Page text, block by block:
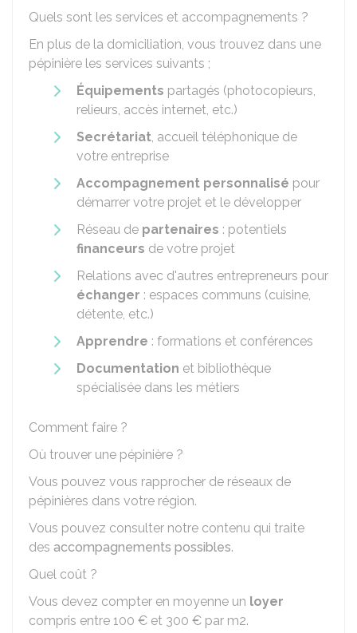
Quels sont les services et accompagnements ?
En plus de la domiciliation, vous trouvez dans une
pépinière les services suivants ;
Équipements partagés (photocopieurs,
relieurs, accès internet, etc.)
Secrétariat, accueil téléphonique de
votre entreprise
Accompagnement personnalisé pour
démarrer votre projet et le développer
Réseau de partenaires : potentiels
financeurs de votre projet
Relations avec d'autres entrepreneurs pour
échanger : espaces communs (cuisine,
détente, etc.)
Apprendre : formations et conférences
Documentation et bibliothèque
spécialisée dans les métiers
Comment faire ?
Où trouver une pépinière ?
Vous pouvez vous rapprocher de réseaux de
pépinières dans votre région.
Vous pouvez consulter notre contenu qui traite
des accompagnements possibles.
Quel coût ?
Vous devez compter en moyenne un loyer
compris entre 100 € et 300 € par m2.